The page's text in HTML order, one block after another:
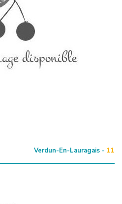
Verdun-En-Lauragais - 11